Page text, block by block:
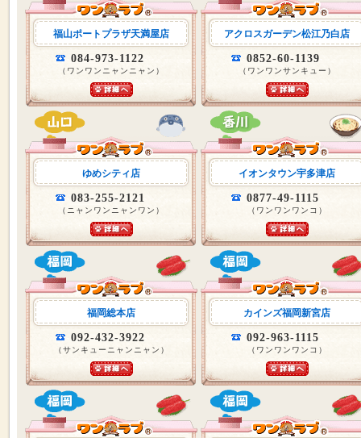
福山ポートプラザ天満屋店
084-973-1122
（ワンワンニャンニャン）
アクロスガーデン松江乃白店
0852-60-1139
（ワンワンサンキュー）
ゆめシティ店
083-255-2121
（ニャンワンニャンワン）
イオンタウン宇多津店
0877-49-1115
（ワンワンワンコ）
福岡総本店
092-432-3922
（サンキューニャンニャン）
カインズ福岡新宮店
092-963-1115
（ワンワンワンコ）